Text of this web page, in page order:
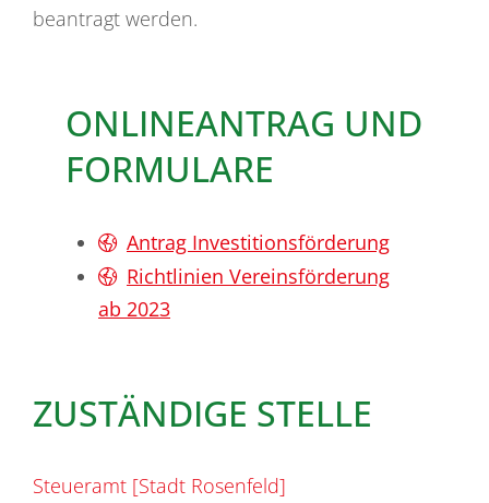
beantragt werden.
ONLINEANTRAG UND
FORMULARE
Antrag Investitionsförderung
Richtlinien Vereinsförderung
ab 2023
ZUSTÄNDIGE STELLE
Steueramt [Stadt Rosenfeld]